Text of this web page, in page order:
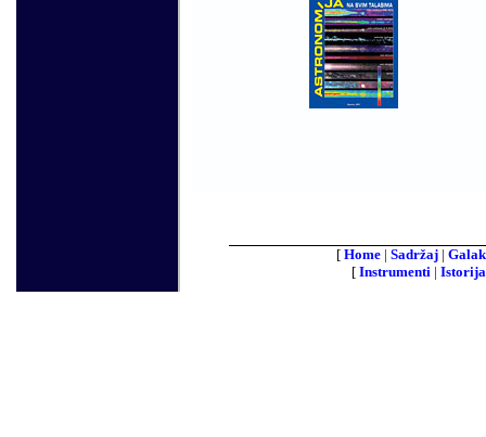
[ Home| Sadržaj|
[ Instrumenti |